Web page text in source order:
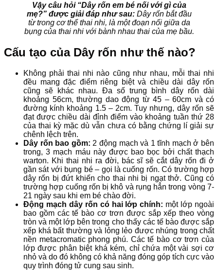
Vậy câu hỏi “Dây rốn em bé nối với gì của
mẹ?” được giải đáp như sau: Dây rốn bắt đầu
từ trong cơ thể thai nhi, là một đoạn nối giữa da
bụng của thai nhi với bành nhau thai của mẹ bầu.
Cấu tạo của Dây rốn như thế nào?
Không phải thai nhi nào cũng như nhau, mỗi thai nhi
đều mang đặc điểm riêng biệt và chiều dài dây rốn
cũng sẽ khác nhau. Đa số trung bình dây rốn dài
khoảng 56cm, thường dao động từ 45 – 60cm và có
đường kính khoảng 1.5 – 2cm. Tuy nhưng, dây rốn sẽ
đạt được chiều dài đỉnh điểm vào khoảng tuần thứ 28
của thai kỳ mặc dù vẫn chưa có bằng chứng lí giải sự
chênh lệch trên.
Dây rốn bao gồm: 2 động mạch và 1 tĩnh mạch ở bên
trong, 3 mạch máu này được bao bọc bởi chất thạch
warton. Khi thai nhi ra đời, bác sĩ sẽ cắt dây rốn đi ở
gần sát với bụng bé – gọi là cuống rốn. Có trường hợp
dây rốn bị đứt khiến cho thai nhi bị ngạt thở. Cũng có
trường hợp cuống rốn bị khô và rụng hẳn trong vòng 7-
21 ngày sau khi em bé chào đời.
Động mạch dây rốn có hai lớp chính: một lớp ngoài
bao gồm các tế bào cơ trơn được sắp xếp theo vòng
tròn và một lớp bên trong cho thấy các tế bào được sắp
xếp khá bất thường và lỏng lẻo được nhúng trong chất
nền metacromatic phong phú. Các tế bào cơ trơn của
lớp được phân biệt khá kém, chỉ chứa một vài sợi cơ
nhỏ và do đó không có khả năng đóng góp tích cực vào
quy trình đóng tử cung sau sinh.